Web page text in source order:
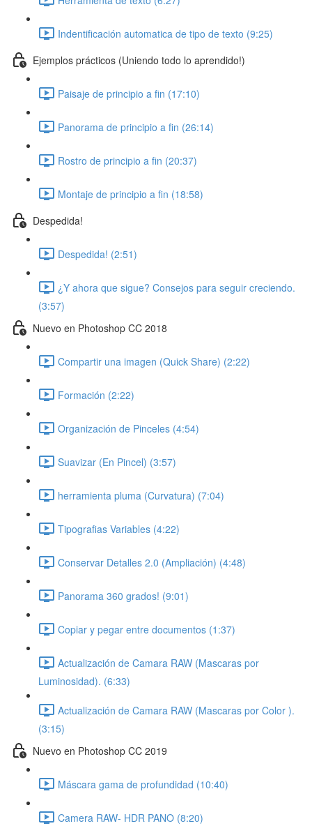
Indentificación automatica de tipo de texto (9:25)
Ejemplos prácticos (Uniendo todo lo aprendido!)
Paisaje de principio a fin (17:10)
Panorama de principio a fin (26:14)
Rostro de principio a fin (20:37)
Montaje de principio a fin (18:58)
Despedida!
Despedida! (2:51)
¿Y ahora que sigue? Consejos para seguir creciendo.
(3:57)
Nuevo en Photoshop CC 2018
Compartir una imagen (Quick Share) (2:22)
Formación (2:22)
Organización de Pinceles (4:54)
Suavizar (En Pincel) (3:57)
herramienta pluma (Curvatura) (7:04)
Tipografias Variables (4:22)
Conservar Detalles 2.0 (Ampliación) (4:48)
Panorama 360 grados! (9:01)
Copiar y pegar entre documentos (1:37)
Actualización de Camara RAW (Mascaras por
Luminosidad). (6:33)
Actualización de Camara RAW (Mascaras por Color ).
(3:15)
Nuevo en Photoshop CC 2019
Máscara gama de profundidad (10:40)
Camera RAW- HDR PANO (8:20)